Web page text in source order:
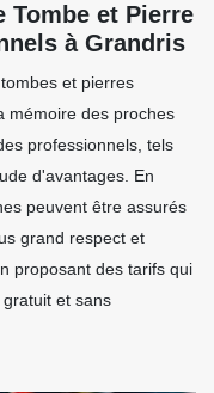
Tombe et Pierre
à Grandris
et pierres
mémoire des proches
professionnels, tels
d'avantages. En
peuvent être assurés
grand respect et
proposant des tarifs qui
et sans